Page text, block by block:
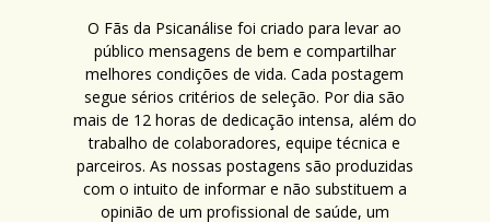
O Fãs da Psicanálise foi criado para levar ao
público mensagens de bem e compartilhar
melhores condições de vida. Cada postagem
segue sérios critérios de seleção. Por dia são
mais de 12 horas de dedicação intensa, além do
trabalho de colaboradores, equipe técnica e
parceiros. As nossas postagens são produzidas
com o intuito de informar e não substituem a
opinião de um profissional de saúde, um